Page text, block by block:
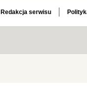
Redakcja serwisu